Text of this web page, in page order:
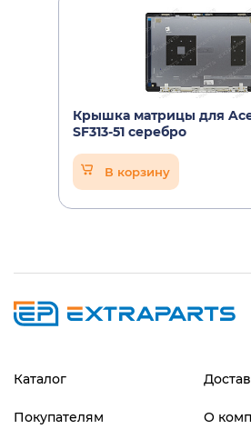
Крышка матрицы для
SF313-51 серебро
В корзину
Каталог
Покупателям О